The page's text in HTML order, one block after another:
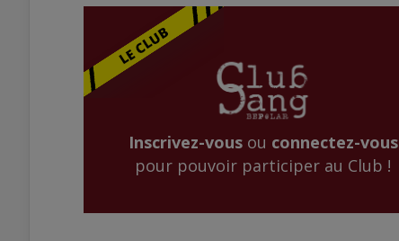
Inscrivez-vousou connectez-vous
pour pouvoir participer au Club !